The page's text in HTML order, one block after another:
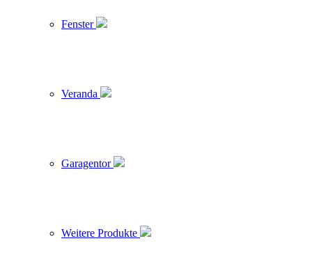
Fenster
Veranda
Garagentor
Weitere Produkte